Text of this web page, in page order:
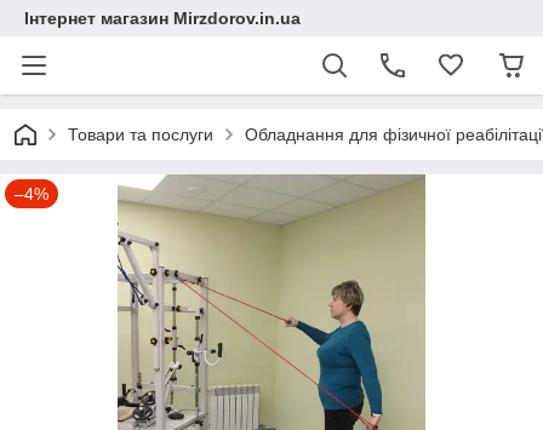
Інтернет магазин Mirzdorov.in.ua
Товари та послуги Обладнання для фізичної
–4%